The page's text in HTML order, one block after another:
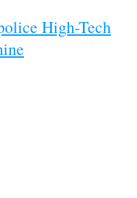
High-Tech